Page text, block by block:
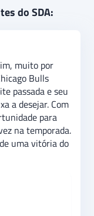
do SDA:
muito por
Bulls
passada e seu
a desejar. Com
para
na temporada.
uma vitória do